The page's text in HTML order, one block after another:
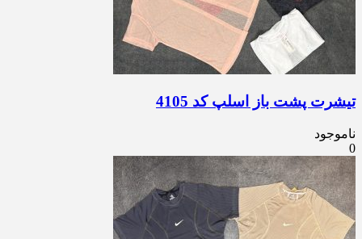
تیشرت پشت باز اسلپ کد 4105
ناموجود
0